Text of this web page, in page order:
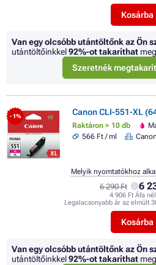
Kosárba
Van egy olcsóbb utántöltőnk az Ön
utántöltőinkkel92%-ot takaríthat
Szeretnék
- 1% Canon CLI-551-XL
Raktáron > 10 db
566 Ft / ml
Canon
6 290 Ft 6
4 906 Ft Áfa
Legalacsonyabb ár az elmúlt
Kosárba
Melyik nyomtatókhoz
Van egy olcsóbb utántöltőnk az Ön
utántöltőinkkel92%-ot takaríthat